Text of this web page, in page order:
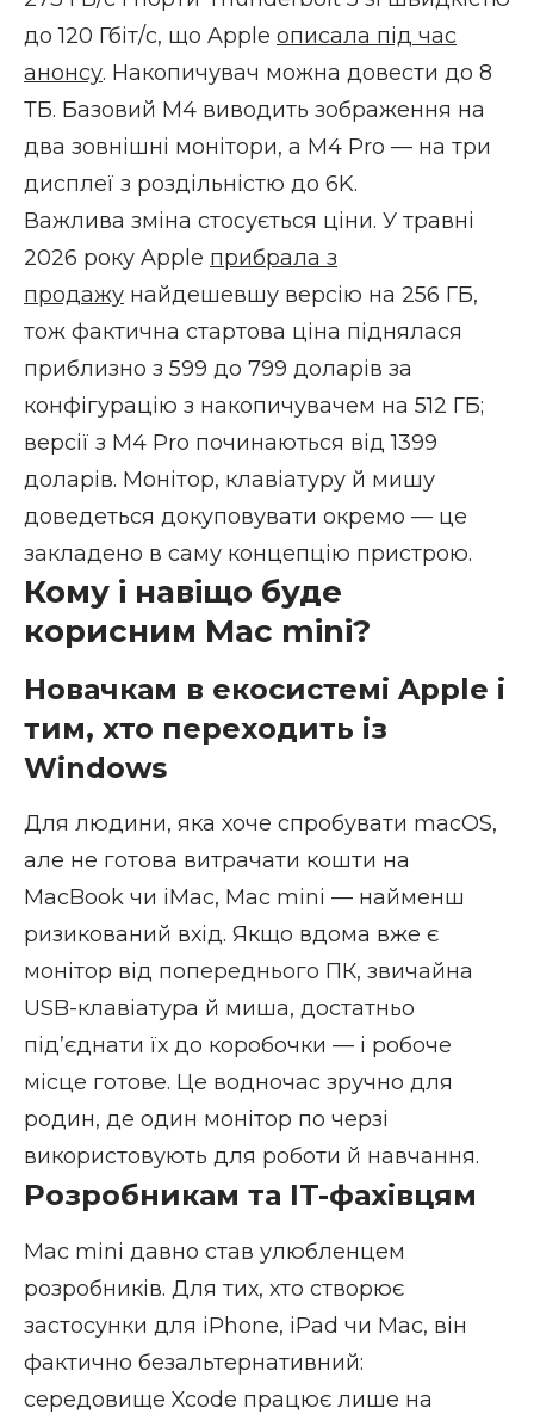
до 120 Гбіт/с, що Apple описала під час
анонсу. Накопичувач можна довести до 8
ТБ. Базовий M4 виводить зображення на
два зовнішні монітори, а M4 Pro — на три
дисплеї з роздільністю до 6K.
Важлива зміна стосується ціни. У травні
2026 року Apple прибрала з
продажу найдешевшу версію на 256 ГБ,
тож фактична стартова ціна піднялася
приблизно з 599 до 799 доларів за
конфігурацію з накопичувачем на 512 ГБ;
версії з M4 Pro починаються від 1399
доларів. Монітор, клавіатуру й мишу
доведеться докуповувати окремо — це
закладено в саму концепцію пристрою.
Кому і навіщо буде
корисним Mac mini?
Новачкам в екосистемі Apple і
тим, хто переходить із
Windows
Для людини, яка хоче спробувати macOS,
але не готова витрачати кошти на
MacBook чи iMac, Mac mini — найменш
ризикований вхід. Якщо вдома вже є
монітор від попереднього ПК, звичайна
USB-клавіатура й миша, достатньо
підʼєднати їх до коробочки — і робоче
місце готове. Це водночас зручно для
родин, де один монітор по черзі
використовують для роботи й навчання.
Розробникам та IT-фахівцям
Mac mini давно став улюбленцем
розробників. Для тих, хто створює
застосунки для iPhone, iPad чи Mac, він
фактично безальтернативний:
середовище Xcode працює лише на